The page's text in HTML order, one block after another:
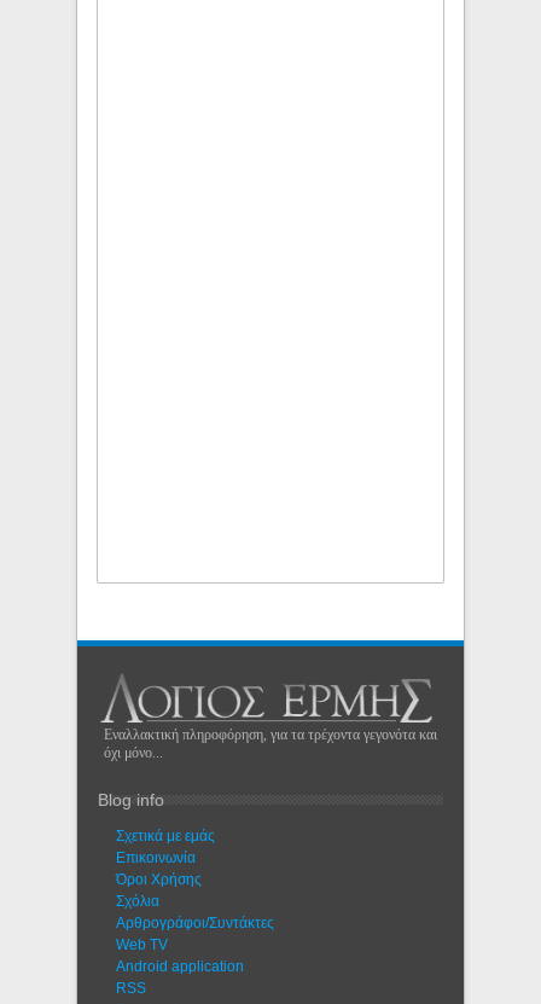
Εναλλακτική πληροφόρηση, για τα τρέχοντα γεγονότα και
όχι μόνο...
Blog info
Σχετικά με εμάς
Eπικοινωνία
Όροι Χρήσης
Σχόλια
Αρθρογράφοι/Συντάκτες
Web TV
Android application
RSS